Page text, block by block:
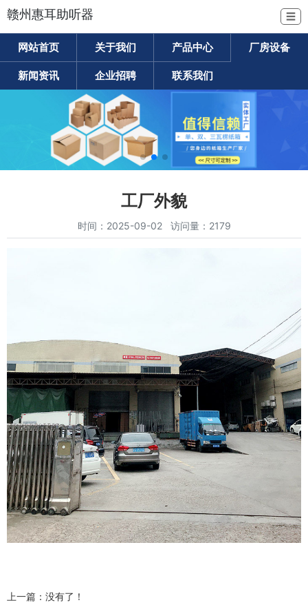
赣州惠耳助听器 ☰
网站首页 关于我们 产品中心 厂房设备
新闻资讯 企业招聘 联系我们
工厂外貌
时间：2025-09-02 访问量：2179
上一篇：没有了！